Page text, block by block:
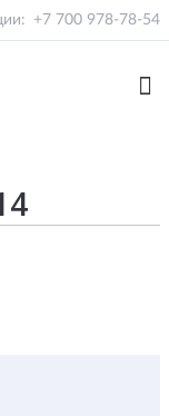
+7 700 978-78-54